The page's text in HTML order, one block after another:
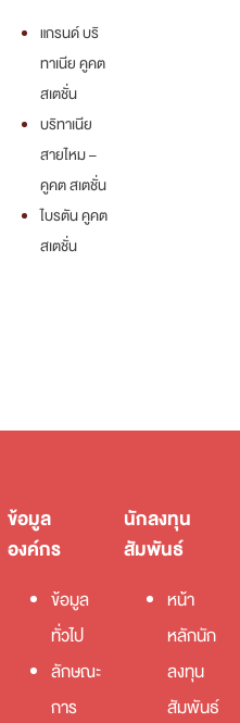
แกรนด์ บริ
ทาเนีย คูคต
สเตชั่น
บริทาเนีย
สายไหม –
คูคต สเตชั่น
ไบรตัน คูคต
สเตชั่น
ข้อมูล
องค์กร
ข้อมูล
ทั่วไป
ลักษณะ
การ
นักลงทุน
สัมพันธ์
หน้า
หลักนัก
ลงทุน
สัมพันธ์